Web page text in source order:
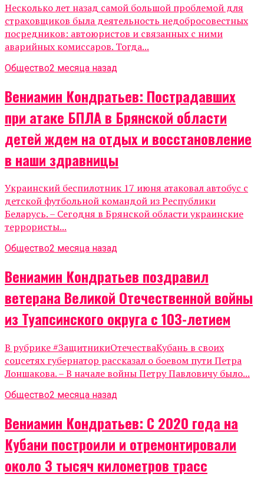
Несколько лет назад самой большой проблемой для
страховщиков была деятельность недобросовестных
посредников: автоюристов и связанных с ними
аварийных комиссаров. Тогда...
Общество2 месяца назад
Вениамин Кондратьев: Пострадавших
при атаке БПЛА в Брянской области
детей ждем на отдых и восстановление
в наши здравницы
Украинский беспилотник 17 июня атаковал автобус с
детской футбольной командой из Республики
Беларусь. – Сегодня в Брянской области украинские
террористы...
Общество2 месяца назад
Вениамин Кондратьев поздравил
ветерана Великой Отечественной войны
из Туапсинского округа с 103-летием
В рубрике #ЗащитникиОтечестваКубань в своих
соцсетях губернатор рассказал о боевом пути Петра
Лоншакова. – В начале войны Петру Павловичу было...
Общество2 месяца назад
Вениамин Кондратьев: С 2020 года на
Кубани построили и отремонтировали
около 3 тысяч километров трасс